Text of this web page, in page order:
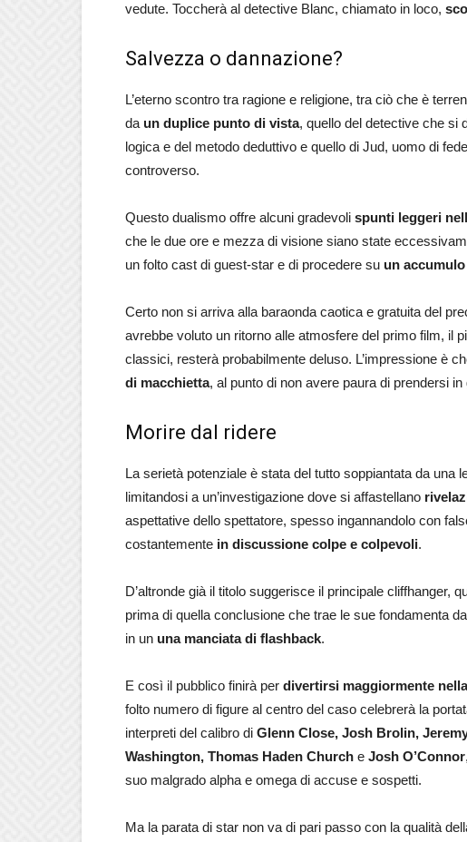
vedute. Toccherà al detective Blanc, chiamato in loco,
Salvezza o dannazione?
L’eterno scontro tra ragione e religione, tra ciò che è
da un duplice punto di vista, quello del detective che si
logica e del metodo deduttivo e quello di Jud, uomo di
controverso.
Questo dualismo offre alcuni gradevoli spunti leggeri
che le due ore e mezza di visione siano state
un folto cast di guest-star e di procedere su un
Certo non si arriva alla baraonda caotica e gratuita del
avrebbe voluto un ritorno alle atmosfere del primo film, il
classici, resterà probabilmente deluso. L’impressione è
di macchietta, al punto di non avere paura di prendersi
Morire dal ridere
La serietà potenziale è stata del tutto soppiantata da una
limitandosi a un’investigazione dove si affastellano
aspettative dello spettatore, spesso ingannandolo con
costantemente in discussione colpe e colpevoli.
D’altronde già il titolo suggerisce il principale cliffhanger,
prima di quella conclusione che trae le sue fondamenta
in un una manciata di flashback.
E così il pubblico finirà per divertirsi maggiormente
folto numero di figure al centro del caso celebrerà la
interpreti del calibro di Glenn Close, Josh Brolin,
Washington, Thomas Haden Church e Josh O’Connor
suo malgrado alpha e omega di accuse e sospetti.
Ma la parata di star non va di pari passo con la qualità